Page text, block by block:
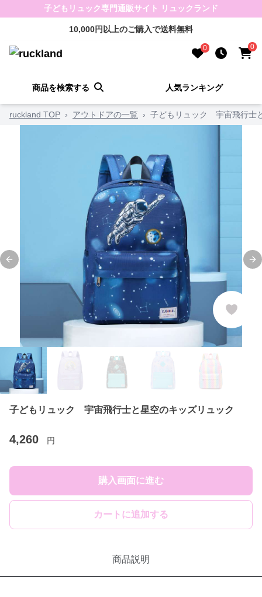
子どもリュック専門通販サイト リュックランド
10,000円以上のご購入で送料無料
0 0
商品を検索する 人気ランキング
ruckland TOP › アウトドアの一覧 › 子どもリュック 宇宙飛行士
Previous slide
子どもリュック 宇宙飛行士と星空のキッズリュック
4,260 円
購入画面に進む
カートに追加する
商品説明